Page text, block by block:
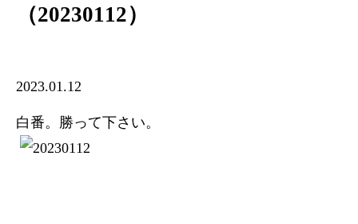
（20230112）
2023.01.12
白番。勝って下さい。